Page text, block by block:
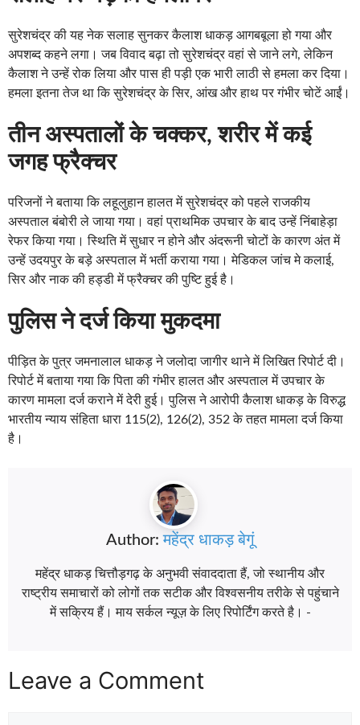
सुरेशचंद्र की यह नेक सलाह सुनकर कैलाश धाकड़ आगबबूला हो गया और
अपशब्द कहने लगा। जब विवाद बढ़ा तो सुरेशचंद्र वहां से जाने लगे, लेकिन
कैलाश ने उन्हें रोक लिया और पास ही पड़ी एक भारी लाठी से हमला कर दिया।
हमला इतना तेज था कि सुरेशचंद्र के सिर, आंख और हाथ पर गंभीर चोटें आईं।
तीन अस्पतालों के चक्कर, शरीर में कई
जगह फ्रैक्चर
परिजनों ने बताया कि लहूलुहान हालत में सुरेशचंद्र को पहले राजकीय
अस्पताल बंबोरी ले जाया गया। वहां प्राथमिक उपचार के बाद उन्हें निंबाहेड़ा
रेफर किया गया। स्थिति में सुधार न होने और अंदरूनी चोटों के कारण अंत में
उन्हें उदयपुर के बड़े अस्पताल में भर्ती कराया गया। मेडिकल जांच मे कलाई,
सिर और नाक की हड्डी में फ्रैक्चर की पुष्टि हुई है।
पुलिस ने दर्ज किया मुकदमा
पीड़ित के पुत्र जमनालाल धाकड़ ने जलोदा जागीर थाने में लिखित रिपोर्ट दी।
रिपोर्ट में बताया गया कि पिता की गंभीर हालत और अस्पताल में उपचार के
कारण मामला दर्ज कराने में देरी हुई। पुलिस ने आरोपी कैलाश धाकड़ के विरुद्ध
भारतीय न्याय संहिता धारा 115(2), 126(2), 352 के तहत मामला दर्ज किया
है।
Author:महेंद्र धाकड़ बेगूं
महेंद्र धाकड़ चित्तौड़गढ़ के अनुभवी संवाददाता हैं, जो स्थानीय और
राष्ट्रीय समाचारों को लोगों तक सटीक और विश्वसनीय तरीके से पहुंचाने
में सक्रिय हैं। माय सर्कल न्यूज़ के लिए रिपोर्टिंग करते है। -
Leave a Comment